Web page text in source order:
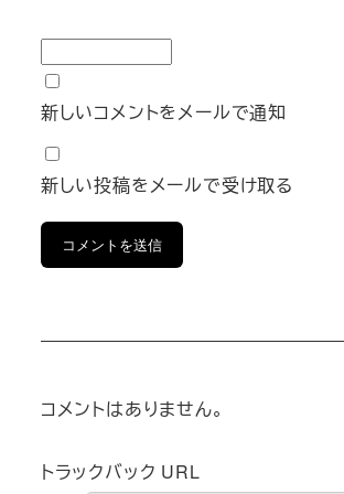
新しいコメントをメールで通知
新しい投稿をメールで受け取る
コメントはありません。
トラックバック URL